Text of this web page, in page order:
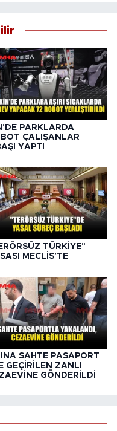
PARKLARDA
ÇALIŞANLAR
YAPTI
TÜRKİYE"
MECLİS'TE
SAHTE PASAPORT
GEÇİRİLEN ZANLI
GÖNDERİLDİ